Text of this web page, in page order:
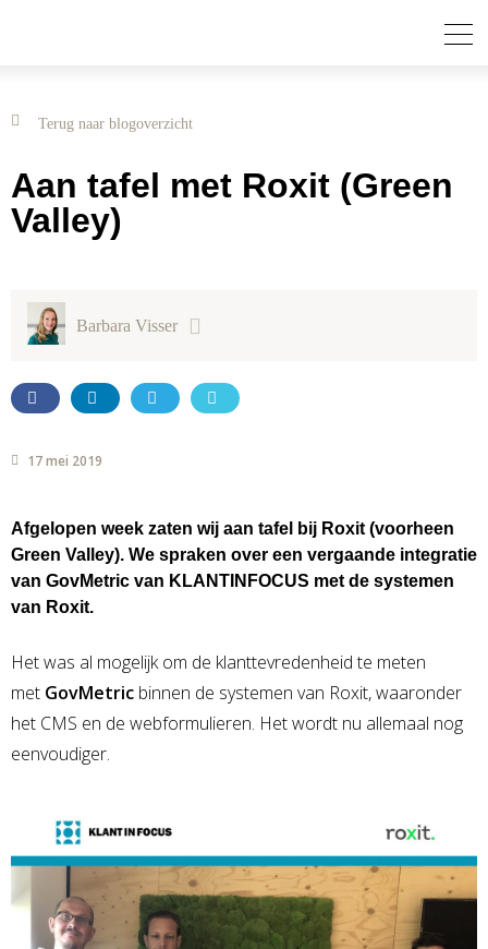
Terug naar blogoverzicht
Aan tafel met Roxit (Green
Valley)
Barbara Visser
17 mei 2019
Afgelopen week zaten wij aan tafel bij Roxit (voorheen
Green Valley). We spraken over een vergaande integratie
van GovMetric van KLANTINFOCUS met de systemen
van Roxit.
Het was al mogelijk om de klanttevredenheid te meten
met GovMetric binnen de systemen van Roxit, waaronder
het CMS en de webformulieren. Het wordt nu allemaal nog
eenvoudiger.